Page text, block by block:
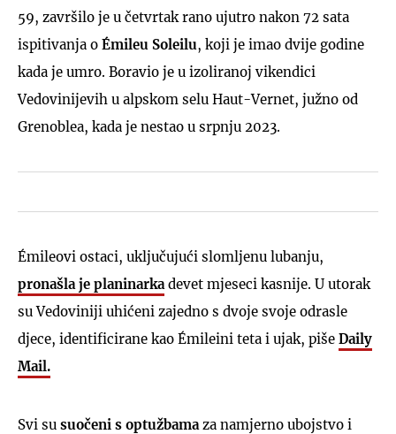
59, završilo je u četvrtak rano ujutro nakon 72 sata
ispitivanja o Émileu Soleilu, koji je imao dvije godine
kada je umro. Boravio je u izoliranoj vikendici
Vedovinijevih u alpskom selu Haut-Vernet, južno od
Grenoblea, kada je nestao u srpnju 2023.
Émileovi ostaci, uključujući slomljenu lubanju,
pronašla je planinarka devet mjeseci kasnije. U utorak
su Vedoviniji uhićeni zajedno s dvoje svoje odrasle
djece, identificirane kao Émileini teta i ujak, piše Daily
Mail.
Svi su suočeni s optužbama za namjerno ubojstvo i